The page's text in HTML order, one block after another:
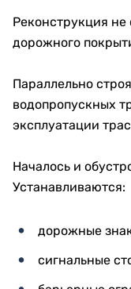
Реконструкция не
дорожного
Параллельно
водопропускных
эксплуатации
Началось и
Устанавливаются:
дорожные
сигнальные